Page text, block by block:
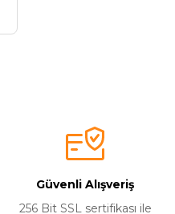
Güvenli Alışveriş
256 Bit SSL sertifikası ile